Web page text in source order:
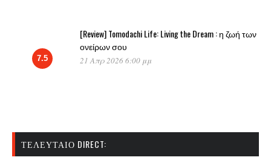
7.5
[Review] Tomodachi Life: Living the Dream : η ζωή των
ονείρων σου
21 Απρ 2026 6:00 μμ
ΤΕΛΕΥΤΑΊΟ DIRECT: